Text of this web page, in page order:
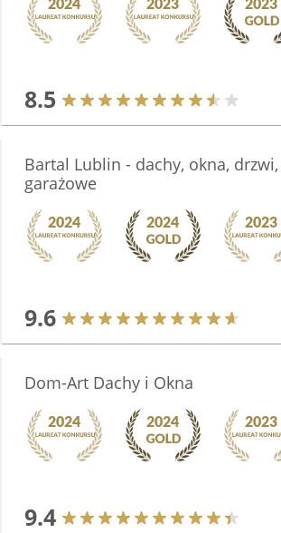
8.5
Bartal Lublin - dachy, okna,
garażowe
9.6
Dom-Art Dachy i Okna
9.4